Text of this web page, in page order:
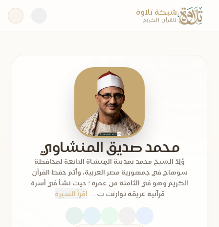
شبكة تلاوة
للقرآن الكريم
محمد صديق المنشاوي
وُلِدَ الشيخ محمد بمدينة المِنشاة التابعة لمحافظة
سوهاج في جمهورية مصر العربية، وأتم حفظ القرآن
الكريم وهو في الثامنة من عمره ؛ حيث نشأ في أسرة
قرآنية عريقة توارثت ت...
اقرأ السيرة